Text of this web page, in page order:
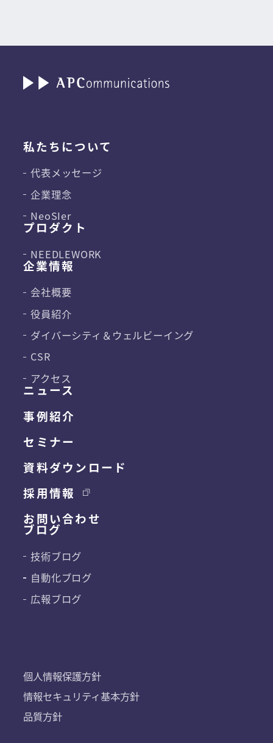
個人情報保護方針
情報セキュリティ基本方針
品質方針
ニュース
事例紹介
セミナー
資料ダウンロード
採用情報
お問い合わせ
私たちについて
代表メッセージ
企業理念
NeoSIer
プロダクト
NEEDLEWORK
企業情報
会社概要
役員紹介
ダイバーシティ＆ ウェルビーイング
CSR
アクセス
ブログ
技術ブログ
自動化ブログ
広報ブログ